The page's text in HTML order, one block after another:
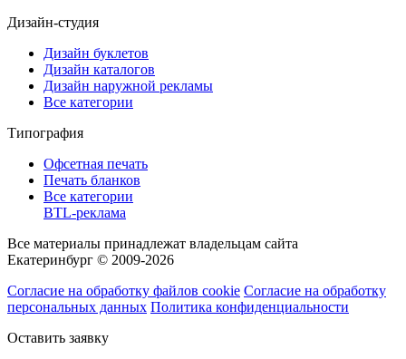
Дизайн-студия
Дизайн буклетов
Дизайн каталогов
Дизайн наружной рекламы
Все категории
Типография
Офсетная печать
Печать бланков
Все категории
BTL-реклама
Все материалы принадлежат владельцам сайта
Екатеринбург © 2009-2026
Согласие на обработку файлов cookie Согласие на обработку
персональных данных Политика конфиденциальности
Оставить заявку